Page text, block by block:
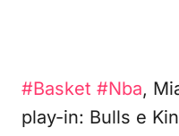
#Basket #Nba,
play-in: Bulls e